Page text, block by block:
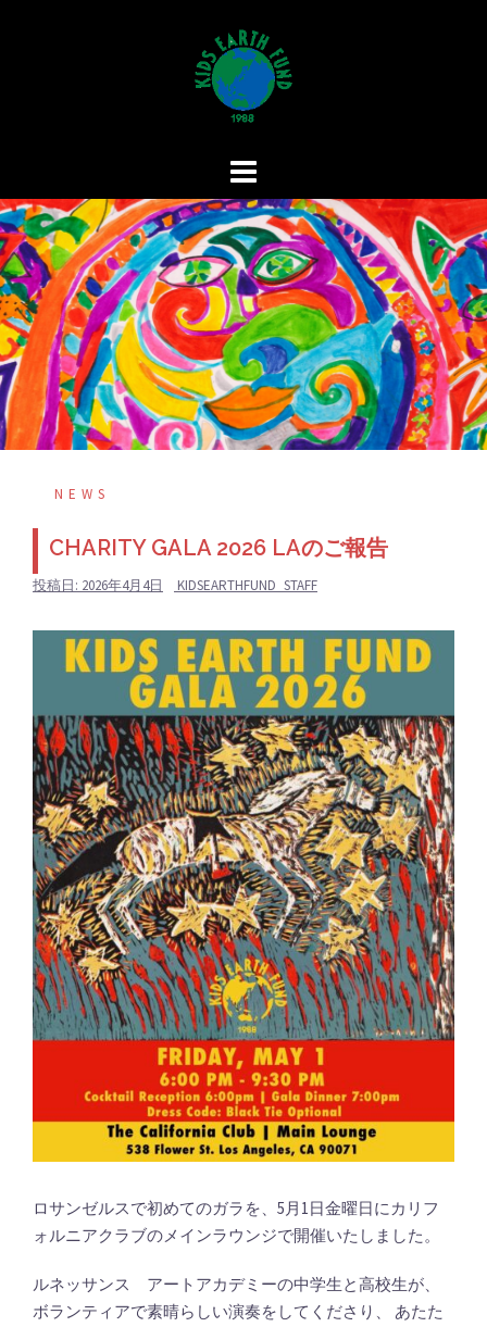
キ
ッ
プ
NEWS
CHARITY GALA 2026 LAのご報告
投稿日: 2026年4月4日 KIDSEARTHFUND_STAFF
ロサンゼルスで初めてのガラを、5月1日金曜日にカリフ
ォルニアクラブのメインラウンジで開催いたしました。
ルネッサンス アートアカデミーの中学生と高校生が、
ボランティアで素晴らしい演奏をしてくださり、 あたた